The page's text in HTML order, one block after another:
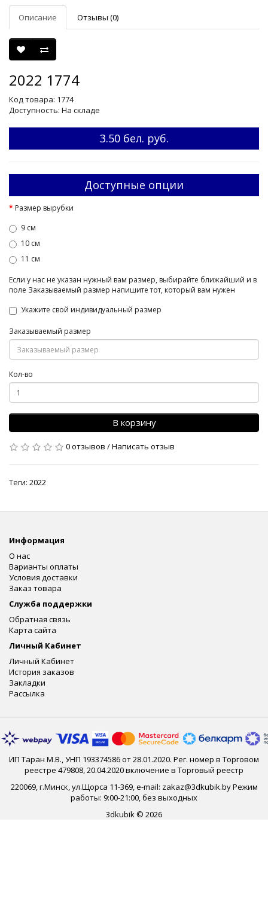
Описание Отзывы (0)
2022 1774
Код товара: 1774
Доступность: На складе
3.50 бел. руб.
Доступные опции
Размер вырубки
9 см
10 см
11 см
Если у нас не указан нужный вам размер, выбирайте ближайший и в
поле Заказываемый размер напишите тот, который вам нужен
Укажите свой индивидуальный размер
Заказываемый размер
Кол-во
В корзину
0 отзывов /Написать отзыв
Теги: 2022
Информация
О нас
Варианты оплаты
Условия доставки
Заказ товара
Служба поддержки
Обратная связь
Карта сайта
Личный Кабинет
Личный Кабинет
История заказов
Закладки
Рассылка
ИП Таран М.В., УНП 193374586 от 28.01.2020. Рег. номер в Торговом
реестре 479808, 20.04.2020 включение в Торговый реестр
220069, г.Минск, ул.Щорса 11-369, e-mail: zakaz@3dkubik.by Режим
работы: 9:00-21:00, без выходных
3dkubik © 2026